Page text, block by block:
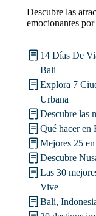
Descubre las
emocionantes
14 Días De
Bali
Explora 7
Urbana
Descubre las
Qué hacer en
Mejores 25
Descubre
Las 30
Vive
Bali,